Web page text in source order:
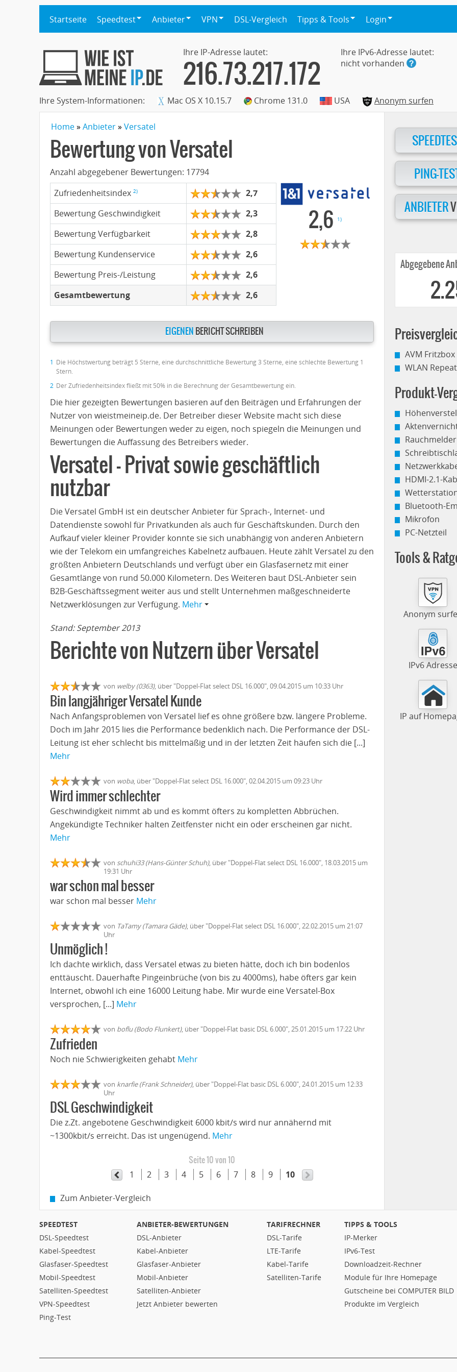
Startseite Speedtest Anbieter VPN DSL-Vergleich Tipps & Tools Login
Ihre IP-Adresse lautet:
216.73.217.172
Ihre IPv6-Adresse lautet:
nicht vorhanden
Ihre System-Informationen: Mac OS X 10.15.7 Chrome 131.0 USA Anonym surfen
Home Anbieter Versatel
Bewertung vonVersatel
Anzahl abgegebener Bewertungen: 17794
2,6 1)
Zufriedenheitsindex 2)
2,7
Bewertung Geschwindigkeit
2,3
Bewertung Verfügbarkeit
2,8
Bewertung Kundenservice
2,6
Bewertung Preis-/Leistung
2,6
Gesamtbewertung
2,6
EIGENEN BERICHT SCHREIBEN
1 Die Höchstwertung beträgt 5 Sterne, eine durchschnittliche Bewertung 3 Sterne, eine schlechte Bewertung 1
Stern.
2 Der Zufriedenheitsindex fließt mit 50% in die Berechnung der Gesamtbewertung ein.
Die hier gezeigten Bewertungen basieren auf den Beiträgen und Erfahrungen der
Nutzer von wieistmeineip.de. Der Betreiber dieser Website macht sich diese
Meinungen oder Bewertungen weder zu eigen, noch spiegeln die Meinungen und
Bewertungen die Auffassung des Betreibers wieder.
Versatel – Privat sowie geschäftlich
nutzbar
Die Versatel GmbH ist ein deutscher Anbieter für Sprach-, Internet- und
Datendienste sowohl für Privatkunden als auch für Geschäftskunden. Durch den
Aufkauf vieler kleiner Provider konnte sie sich unabhängig von anderen Anbietern
wie der Telekom ein umfangreiches Kabelnetz aufbauen. Heute zählt Versatel zu den
größten Anbietern Deutschlands und verfügt über ein Glasfasernetz mit einer
Gesamtlänge von rund 50.000 Kilometern. Des Weiteren baut DSL-Anbieter sein
B2B-Geschäftssegment weiter aus und stellt Unternehmen maßgeschneiderte
Netzwerklösungen zur Verfügung. Mehr
Stand: September 2013
Berichte von Nutzern über Versatel
von welby (0363), über "Doppel-Flat select DSL 16.000", 09.04.2015 um 10:33 Uhr
Bin langjähriger Versatel Kunde
Nach Anfangsproblemen von Versatel lief es ohne größere bzw. längere Probleme.
Doch im Jahr 2015 lies die Performance bedenklich nach. Die Performance der DSL-
Leitung ist eher schlecht bis mittelmäßig und in der letzten Zeit häufen sich die [...]
Mehr
von woba, über "Doppel-Flat select DSL 16.000", 02.04.2015 um 09:23 Uhr
Wird immer schlechter
Geschwindigkeit nimmt ab und es kommt öfters zu kompletten Abbrüchen.
Angekündigte Techniker halten Zeitfenster nicht ein oder erscheinen gar nicht.
Mehr
von schuhi33 (Hans-Günter Schuh), über "Doppel-Flat select DSL 16.000", 18.03.2015 um
19:31 Uhr
war schon mal besser
war schon mal besser Mehr
von TaTamy (Tamara Gäde), über "Doppel-Flat select DSL 16.000", 22.02.2015 um 21:07
Uhr
Unmöglich !
Ich dachte wirklich, dass Versatel etwas zu bieten hätte, doch ich bin bodenlos
enttäuscht. Dauerhafte Pingeinbrüche (von bis zu 4000ms), habe öfters gar kein
Internet, obwohl ich eine 16000 Leitung habe. Mir wurde eine Versatel-Box
versprochen, [...] Mehr
von boflu (Bodo Flunkert), über "Doppel-Flat basic DSL 6.000", 25.01.2015 um 17:22 Uhr
Zufrieden
Noch nie Schwierigkeiten gehabt Mehr
von knarfie (Frank Schneider), über "Doppel-Flat basic DSL 6.000", 24.01.2015 um 12:33
Uhr
DSL Geschwindigkeit
Die z.Zt. angebotene Geschwindigkeit 6000 kbit/s wird nur annähernd mit
~1300kbit/s erreicht. Das ist ungenügend. Mehr
Seite 10 von 10
1 2 3 4 5 6 7 8 9 10
Zum Anbieter-Vergleich
PING-
ANBIETER
Abgegebene
AVM
WLAN
Produkt-
Rauchmelder
HDMI-2.1-
Bluetooth-
Mikrofon
PC-Netzteil
Tools &
Anonym
IPv6 Adresse
IP auf
SPEEDTEST
DSL-Speedtest
Kabel-Speedtest
Glasfaser-Speedtest
Mobil-Speedtest
Satelliten-Speedtest
VPN-Speedtest
Ping-Test
ANBIETER-BEWERTUNGEN
DSL-Anbieter
Kabel-Anbieter
Glasfaser-Anbieter
Mobil-Anbieter
Satelliten-Anbieter
Jetzt Anbieter bewerten
TARIFRECHNER
DSL-Tarife
LTE-Tarife
Kabel-Tarife
Satelliten-Tarife
TIPPS & TOOLS
IP-Merker
IPv6-Test
Downloadzeit-Rechner
Module für Ihre Homepage
Gutscheine bei COMPUTER BILD
Produkte im Vergleich